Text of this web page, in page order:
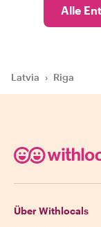
Alle
Latvia › Riga
Über Withlocals